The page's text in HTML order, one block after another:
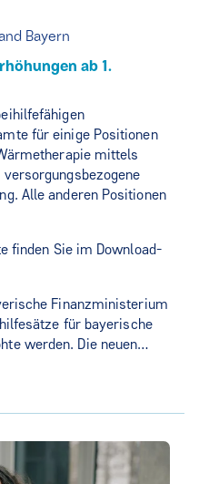
Bayern
ab 1.
für einige Positionen
mittels
Alle anderen Positionen
finden Sie im Download-
Finanzministerium
für bayerische
werden. Die neuen…